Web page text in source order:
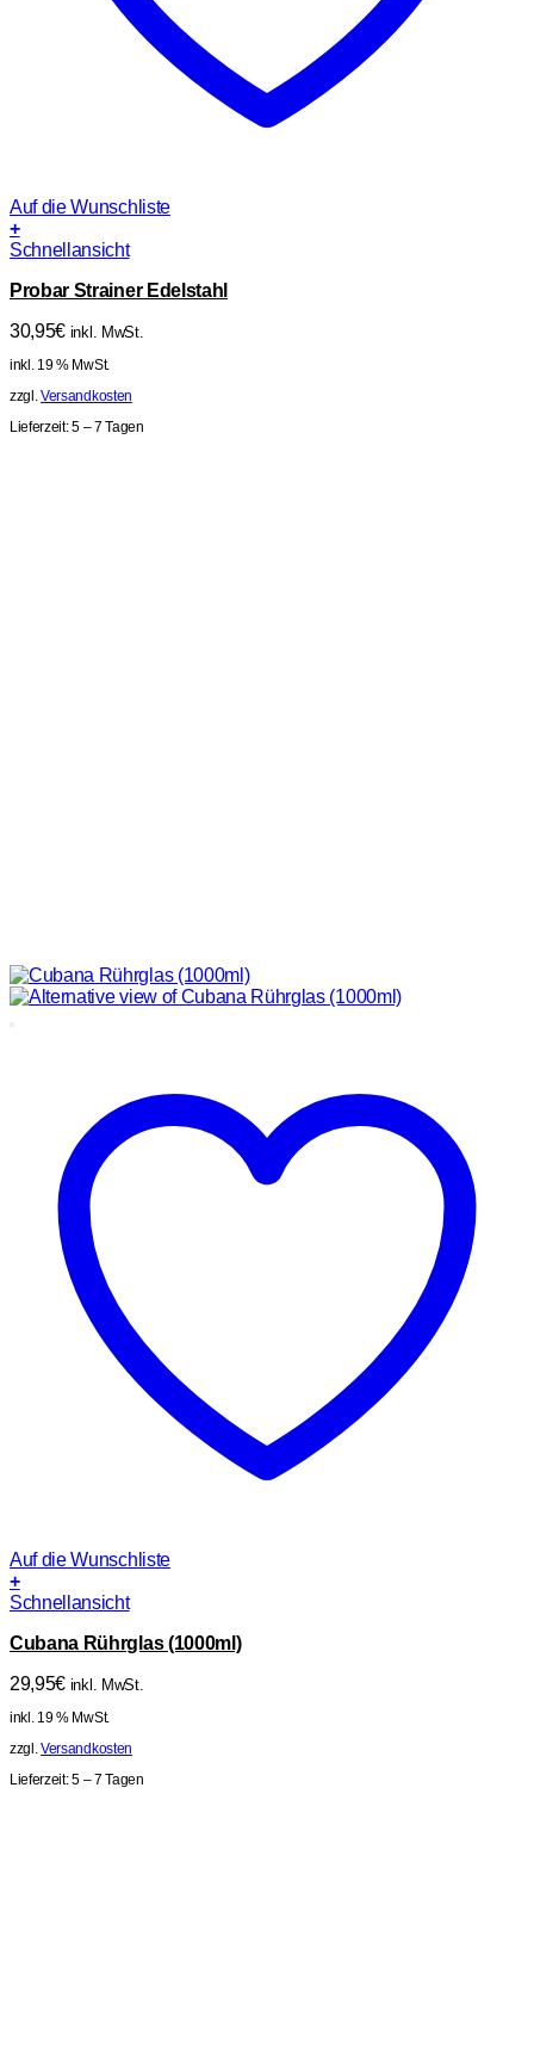
Auf die Wunschliste
+
Schnellansicht
Probar Strainer Edelstahl
30,95€ inkl. MwSt.
inkl. 19 % MwSt.
zzgl.Versandkosten
Lieferzeit:5 – 7 Tagen
Auf die Wunschliste
+
Schnellansicht
Cubana Rührglas (1000ml)
29,95€ inkl. MwSt.
inkl. 19 % MwSt.
zzgl.Versandkosten
Lieferzeit:5 – 7 Tagen